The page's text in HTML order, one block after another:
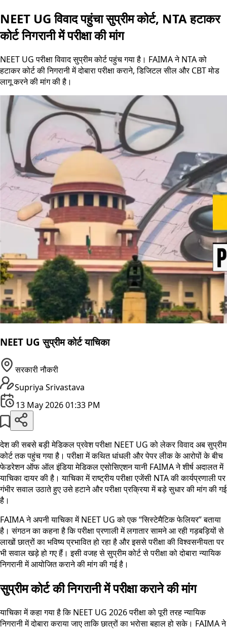
NEET UG विवाद पहुंचा सुप्रीम कोर्ट, NTA हटाकर
कोर्ट निगरानी में परीक्षा की मांग
NEET UG परीक्षा विवाद सुप्रीम कोर्ट पहुंच गया है। FAIMA ने NTA को
हटाकर कोर्ट की निगरानी में दोबारा परीक्षा कराने, डिजिटल सील और CBT मोड
लागू करने की मांग की है।
NEET UG सुप्रीम कोर्ट याचिका
सरकारी नौकरी
Supriya Srivastava
13 May 2026 01:33 PM
देश की सबसे बड़ी मेडिकल प्रवेश परीक्षा NEET UG को लेकर विवाद अब सुप्रीम
कोर्ट तक पहुंच गया है। परीक्षा में कथित धांधली और पेपर लीक के आरोपों के बीच
फेडरेशन ऑफ ऑल इंडिया मेडिकल एसोसिएशन यानी FAIMA ने शीर्ष अदालत में
याचिका दायर की है। याचिका में राष्ट्रीय परीक्षा एजेंसी NTA की कार्यप्रणाली पर
गंभीर सवाल उठाते हुए उसे हटाने और परीक्षा प्रक्रिया में बड़े सुधार की मांग की गई
है।
FAIMA ने अपनी याचिका में NEET UG को एक “सिस्टेमैटिक फेलियर” बताया
है। संगठन का कहना है कि परीक्षा प्रणाली में लगातार सामने आ रही गड़बड़ियों से
लाखों छात्रों का भविष्य प्रभावित हो रहा है और इससे परीक्षा की विश्वसनीयता पर
भी सवाल खड़े हो गए हैं। इसी वजह से सुप्रीम कोर्ट से परीक्षा को दोबारा न्यायिक
निगरानी में आयोजित कराने की मांग की गई है।
सुप्रीम कोर्ट की निगरानी में परीक्षा कराने की मांग
याचिका में कहा गया है कि NEET UG 2026 परीक्षा को पूरी तरह न्यायिक
निगरानी में दोबारा कराया जाए ताकि छात्रों का भरोसा बहाल हो सके। FAIMA ने